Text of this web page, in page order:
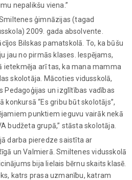
nepalikšu viena.”
ģimnāzijas (tagad
2009. gada absolvente.
Bilskas pamatskolā. To, ka būšu
jau no pirmās klases. Iespējams,
ietekmēja arī tas, ka mana mamma
skolotāja. Mācoties vidusskolā,
Pedagoģijas un izglītības vadības
konkursā “Es gribu būt skolotājs”,
punktiem ieguvu vairāk nekā
budžeta grupā,” stāsta skolotāja.
darba pieredze saistīta ar
un Valmierā. Smiltenes vidusskolā
bija lielais bērnu skaits klasē.
katrs prasa uzmanību, katram